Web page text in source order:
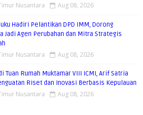
Nusantara Aug 08, 2026
Hadiri Pelantikan DPD IMM, Dorong
Jadi Agen Perubahan dan Mitra Strategis
Nusantara Aug 08, 2026
Tuan Rumah Muktamar VIII ICMI, Arif Satria
Riset dan Inovasi Berbasis Kepulauan
Nusantara Aug 08, 2026